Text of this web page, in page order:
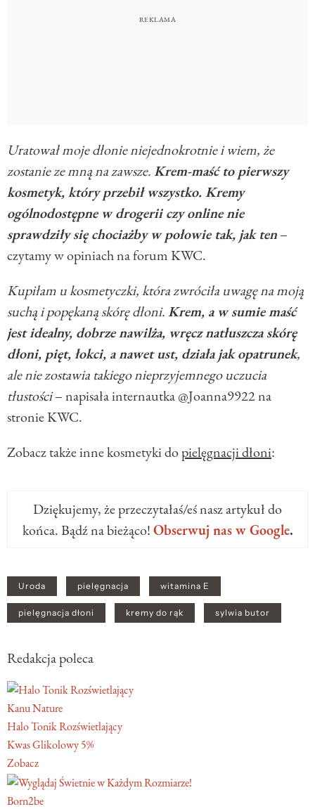
Uratował moje dłonie niejednokrotnie i wiem, że
zostanie ze mną na zawsze.Krem-maść to pierwszy
kosmetyk, który przebił wszystko. Kremy
ogólnodostępne w drogerii czy online nie
sprawdziły się chociażby w połowie tak, jak ten–
czytamy w opiniach na forum KWC.
Kupiłam u kosmetyczki, która zwróciła uwagę na moją
suchą i popękaną skórę dłoni.Krem, a w sumie maść
jest idealny, dobrze nawilża, wręcz natłuszcza skórę
dłoni, pięt, łokci, a nawet ust, działa jak opatrunek,
ale nie zostawia takiego nieprzyjemnego uczucia
tłustości– napisała internautka @Joanna9922 na
stronie KWC.
Zobacz także inne kosmetyki dopielęgnacji dłoni:
Dziękujemy, że przeczytałaś/eś nasz artykuł do
końca. Bądź na bieżąco!Obserwuj nas w Google.
Uroda pielęgnacja witamina E
pielęgnacja dłoni kremy do rąk sylwia butor
Redakcja poleca
Kanu Nature
Halo Tonik Rozświetlający
Kwas Glikolowy 5%
Zobacz
Born2be